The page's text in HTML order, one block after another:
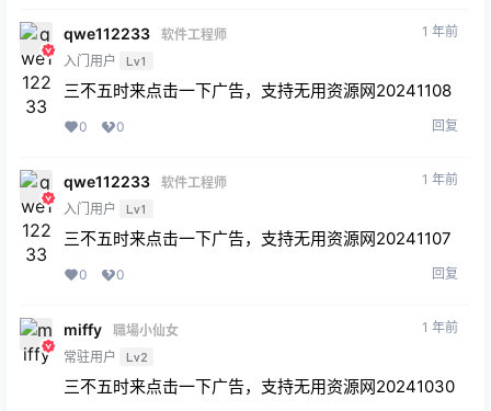
qwe112233
软件工程师
入门用户
Lv1
1 年前
三不五时来点击一下广告，支持无用资源网20241108
0 0 回复
qwe112233
软件工程师
入门用户
Lv1
1 年前
三不五时来点击一下广告，支持无用资源网20241107
0 0 回复
miffy
職場小仙女
常驻用户
Lv2
1 年前
三不五时来点击一下广告，支持无用资源网20241030